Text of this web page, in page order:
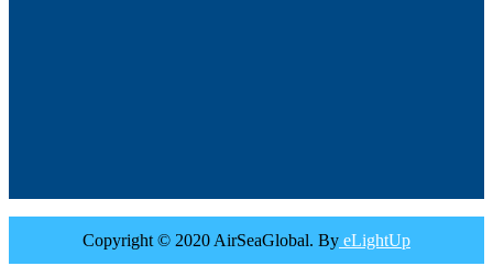
Copyright © 2020 AirSeaGlobal. By eLightUp